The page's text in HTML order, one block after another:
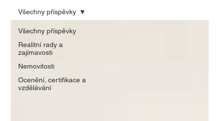
Všechny příspěvky
Realitní rady a
zajímavosti
Nemovitosti
Ocenění, certifikace a
vzdělávání
Všechny příspěvky